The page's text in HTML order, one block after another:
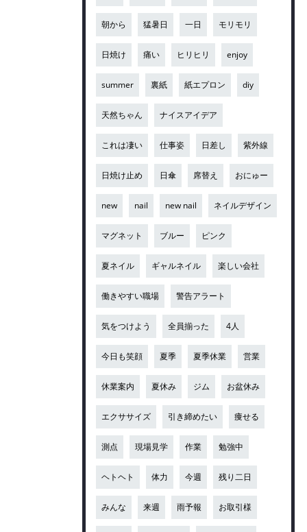
朝から 猛暑日 一日 モリモリ
日焼け 痛い ヒリヒリ enjoy
summer 裏紙 紙エプロン diy
天然ちゃん ナイスアイデア
これは凄い 仕事姿 日差し 紫外線
日焼け止め 日傘 席替え おにゅー
new nail new nail ネイルデザイン
マグネット ブルー ピンク
夏ネイル ギャルネイル 楽しい会社
働きやすい職場 警告アラート
気をつけよう 全員揃った 4人
今日も笑顔 夏季 夏季休業 営業
休業案内 夏休み ジム お盆休み
エクササイズ 引き締めたい 痩せる
測点 現場見学 作業 勉強中
ヘトヘト 体力 今週 残り二日
みんな 来週 雨予報 お取引様